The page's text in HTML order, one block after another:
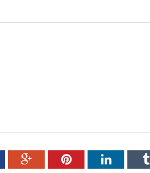
Google+PinterestLinkedIn